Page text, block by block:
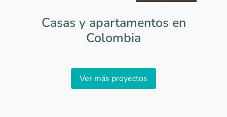
Casas y apartamentos en
Colombia
Ver más proyectos